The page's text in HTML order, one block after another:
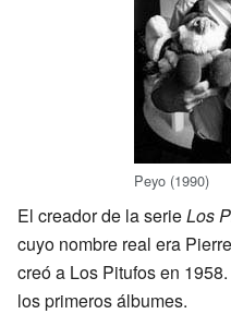
Peyo (1990)
El creador de la serieLos
cuyo nombre real era
creó a Los Pitufos en
los primeros álbumes.